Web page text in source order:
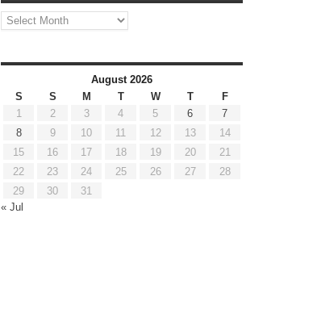
আর্কাইভ
August 2026
S
S M T W T
F
1
2 3 4 5 6
7
8
9 10 11 12 13
14
15
16 17 18 19 20
21
22
23 24 25 26 27
28
29
30
31
« Jul